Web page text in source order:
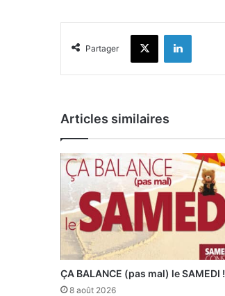
Partager
X Linkedin
Articles similaires
ÇA BALANCE (pas mal) le SAMEDI !
8 août 2026